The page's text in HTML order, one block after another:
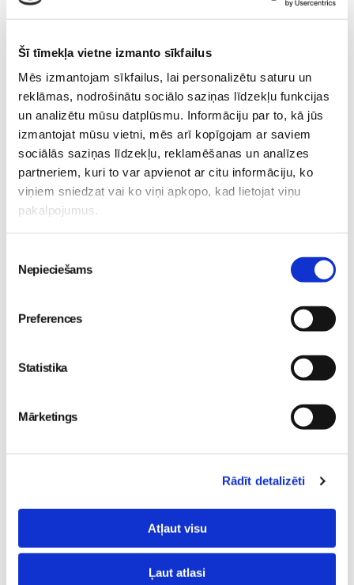
Šī tīmekļa vietne izmanto sīkfailus
Mēs izmantojam sīkfailus, lai personalizētu saturu un
reklāmas, nodrošinātu sociālo saziņas līdzekļu funkcijas
un analizētu mūsu datplūsmu. Informāciju par to, kā jūs
izmantojat mūsu vietni, mēs arī kopīgojam ar saviem
sociālās saziņas līdzekļu, reklamēšanas un analīzes
partneriem, kuri to var apvienot ar citu informāciju, ko
viņiem sniedzat vai ko viņi apkopo, kad lietojat viņu
pakalpojumus.
izvēle
Nepieciešams
Preferences
Statistika
Mārketings
Rādīt detalizēti
Atļaut visu
Ļaut atlasi
uz šūpolēm – te augšā, te lejā!
Arī lielajam bērnam vajag mammu
(5)
18. Jan 2018, 13:50
Šūpuļdziesmas un pasakas – tās
12. Jan 2018, 16:21
Pirmā reize bērnudārzā un darba
03. Jan 2018, 15:07
Ievas_mammas, mazās Ieviņas un
mūsu mīļā tēta 2017. gads (1)
30. Dec 2017, 15:10